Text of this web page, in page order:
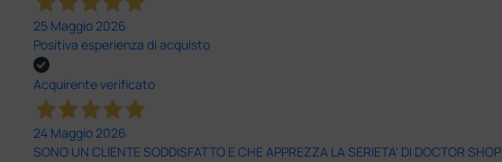
25 Maggio 2026
Positiva esperienza di acquisto
Acquirente verificato
24 Maggio 2026
SONO UN CLIENTE SODDISFATTO E CHE APPREZZA LA SERIETA' DI DOCTOR SHOP